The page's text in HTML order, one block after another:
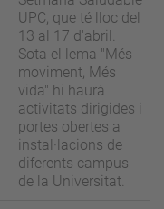
UPC, que té lloc del
13 al 17 d'abril.
Sota el lema "Més
moviment, Més
vida" hi haurà
activitats dirigides i
portes obertes a
instal·lacions de
diferents campus
de la Universitat.